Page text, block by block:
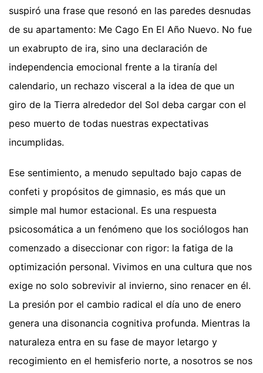
suspiró una frase que resonó en las paredes desnudas
de su apartamento: Me Cago En El Año Nuevo. No fue
un exabrupto de ira, sino una declaración de
independencia emocional frente a la tiranía del
calendario, un rechazo visceral a la idea de que un
giro de la Tierra alrededor del Sol deba cargar con el
peso muerto de todas nuestras expectativas
incumplidas.
Ese sentimiento, a menudo sepultado bajo capas de
confeti y propósitos de gimnasio, es más que un
simple mal humor estacional. Es una respuesta
psicosomática a un fenómeno que los sociólogos han
comenzado a diseccionar con rigor: la fatiga de la
optimización personal. Vivimos en una cultura que nos
exige no solo sobrevivir al invierno, sino renacer en él.
La presión por el cambio radical el día uno de enero
genera una disonancia cognitiva profunda. Mientras la
naturaleza entra en su fase de mayor letargo y
recogimiento en el hemisferio norte, a nosotros se nos